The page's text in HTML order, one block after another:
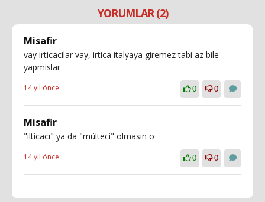
YORUMLAR (2)
Misafir
vay irticacilar vay, irtica italyaya giremez tabi az bile
yapmislar
14 yıl önce 0 0
Misafir
"ilticacı" ya da "mülteci" olmasın o
14 yıl önce 0 0